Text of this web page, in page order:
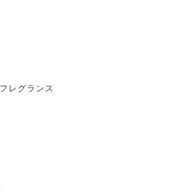
レグランス